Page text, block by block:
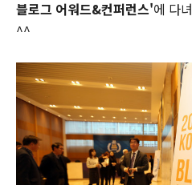
블로그 어워드&컨퍼런스'에 다
^^